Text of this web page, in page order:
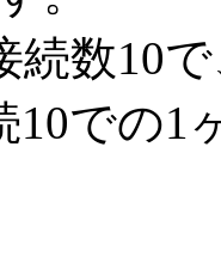
続数10
10での1